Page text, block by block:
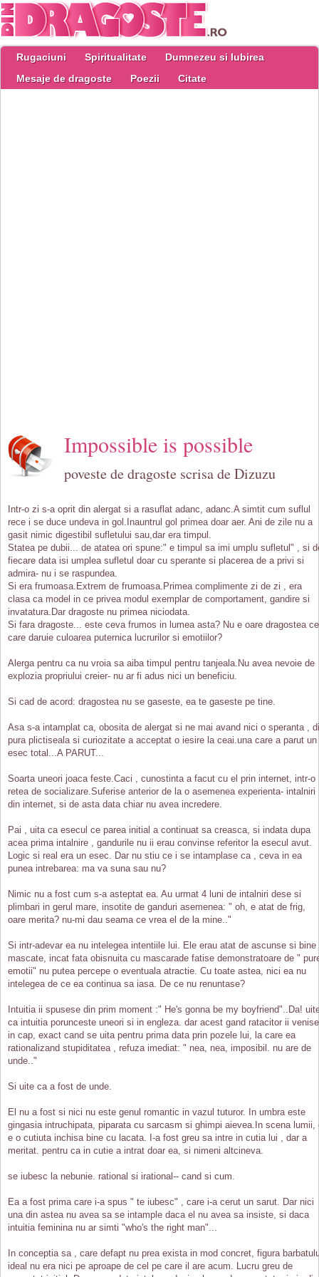
Rugaciuni Spiritualitate
Dumnezeu si Iubirea
Mesaje de dragoste
Poezii Citate
Impossible is possible
poveste de dragoste scrisa de Dizuzu
Intr-o zi s-a oprit din alergat si a rasuflat adanc, adanc.A simtit cum suflul
rece i se duce undeva in gol.Inauntrul gol primea doar aer. Ani de zile nu a
gasit nimic digestibil sufletului sau,dar era timpul.
Statea pe dubii... de atatea ori spune:" e timpul sa imi umplu sufletul" , si
fiecare data isi umplea sufletul doar cu sperante si placerea de a privi si
admira- nu i se raspundea.
Si era frumoasa.Extrem de frumoasa.Primea complimente zi de zi , era
clasa ca model in ce privea modul exemplar de comportament, gandire si
invatatura.Dar dragoste nu primea niciodata.
Si fara dragoste... este ceva frumos in lumea asta? Nu e oare dragostea
care daruie culoarea puternica lucrurilor si emotiilor?
Alerga pentru ca nu vroia sa aiba timpul pentru tanjeala.Nu avea nevoie de
explozia propriului creier- nu ar fi adus nici un beneficiu.
Si cad de acord: dragostea nu se gaseste, ea te gaseste pe tine.
Asa s-a intamplat ca, obosita de alergat si ne mai avand nici o speranta ,
pura plictiseala si curiozitate a acceptat o iesire la ceai.una care a parut un
esec total...A PARUT...
Soarta uneori joaca feste.Caci , cunostinta a facut cu el prin internet, intr-o
retea de socializare.Suferise anterior de la o asemenea experienta- intalniri
din internet, si de asta data chiar nu avea incredere.
Pai , uita ca esecul ce parea initial a continuat sa creasca, si indata dupa
acea prima intalnire , gandurile nu ii erau convinse referitor la esecul avut.
Logic si real era un esec. Dar nu stiu ce i se intamplase ca , ceva in ea
punea intrebarea: ma va suna sau nu?
Nimic nu a fost cum s-a asteptat ea. Au urmat 4 luni de intalniri dese si
plimbari in gerul mare, insotite de ganduri asemenea: " oh, e atat de frig,
oare merita? nu-mi dau seama ce vrea el de la mine.."
Si intr-adevar ea nu intelegea intentiile lui. Ele erau atat de ascunse si bine
mascate, incat fata obisnuita cu mascarade fatise demonstratoare de "
emotii" nu putea percepe o eventuala atractie. Cu toate astea, nici ea nu
intelegea de ce ea continua sa iasa. De ce nu renuntase?
Intuitia ii spusese din prim moment :" He's gonna be my boyfriend"..Da!
ca intuitia porunceste uneori si in engleza. dar acest gand ratacitor ii venise
in cap, exact cand se uita pentru prima data prin pozele lui, la care ea
rationalizand stupiditatea , refuza imediat: " nea, nea, imposibil. nu are de
unde.."
Si uite ca a fost de unde.
El nu a fost si nici nu este genul romantic in vazul tuturor. In umbra este
gingasia intruchipata, piparata cu sarcasm si ghimpi aievea.In scena lumii,
e o cutiuta inchisa bine cu lacata. I-a fost greu sa intre in cutia lui , dar a
meritat. pentru ca in cutie a intrat doar ea, si nimeni altcineva.
se iubesc la nebunie. rational si irational-- cand si cum.
Ea a fost prima care i-a spus " te iubesc" , care i-a cerut un sarut. Dar nici
una din astea nu avea sa se intample daca el nu avea sa insiste, si daca
intuitia feminina nu ar simti "who's the right man"...
In conceptia sa , care defapt nu prea exista in mod concret, figura
ideal nu era nici pe aproape de cel pe care il are acum. Lucru greu de